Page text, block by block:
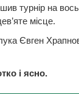
турнір на
місце.
Євген
і ясно.